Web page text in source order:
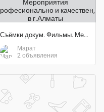
Съёмки докум. Фильмы. Мероприятия професионально и качествен
Марат
2 объявления